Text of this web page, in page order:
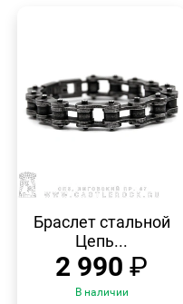
ПРОСМОТР
Браслет стальной
Цепь...
2 990 ₽
В наличии